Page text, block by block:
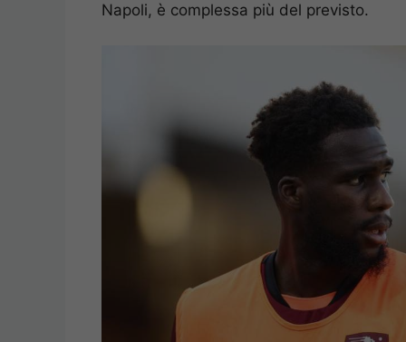
Napoli, è complessa più del previsto.